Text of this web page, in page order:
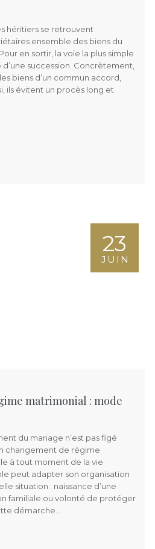
héritiers se retrouvent
ensemble des biens du
en sortir, la voie la plus simple
succession. Concrètement,
biens d’un commun accord,
ils évitent un procès long et
23
JUIN
matrimonial : mode
du mariage n’est pas figé
changement de régime
à tout moment de la vie
peut adapter son organisation
situation : naissance d’une
familiale ou volonté de protéger
démarche…